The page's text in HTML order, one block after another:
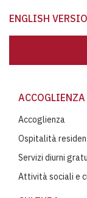
ENGLISH
ACCOGLIENZA
Accoglienza
Ospitalità
Servizi diurni
Attività sociali e